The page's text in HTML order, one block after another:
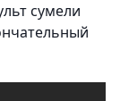
сумели